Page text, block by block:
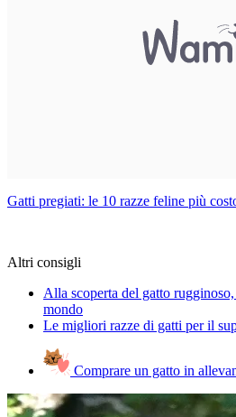
Gatti pregiati: le 10 razze feline più
Altri consigli
Alla scoperta del gatto
mondo
Le migliori razze di gatti per il
Comprare un gatto in